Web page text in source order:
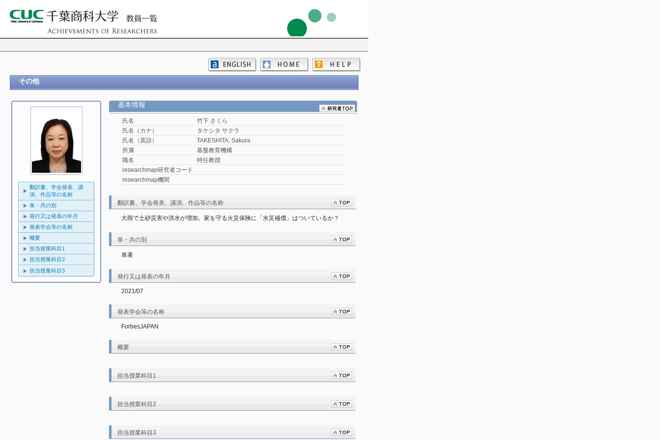
その他
翻訳書、学会発表、講
演、作品等の名称
単・共の別
発行又は発表の年月
発表学会等の名称
概要
担当授業科目1
担当授業科目2
担当授業科目3
基本情報
氏名
竹下 さくら
氏名（カナ）
タケシタ サクラ
氏名（英語）
TAKESHITA, Sakura
所属
基盤教育機構
職名
特任教授
researchmap研究者コード
researchmap機関
翻訳書、学会発表、講演、作品等の名称
大雨で土砂災害や洪水が増加。家を守る火災保険に「水災補償」はついているか？
単・共の別
単著
発行又は発表の年月
2021/07
発表学会等の名称
ForbesJAPAN
概要
担当授業科目1
担当授業科目2
担当授業科目3